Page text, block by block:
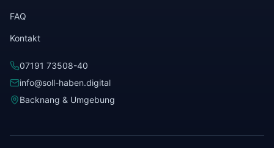
FAQ
Kontakt
07191 73508-40
info@soll-haben.digital
Backnang & Umgebung